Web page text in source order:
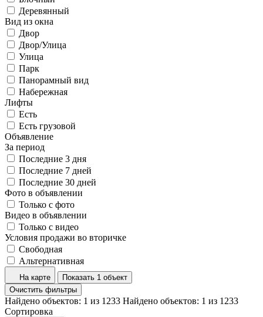
Деревянный
Вид из окна
Двор
Двор/Улица
Улица
Парк
Панорамный вид
Набережная
Лифты
Есть
Есть грузовой
Объявление
За период
Последние 3 дня
Последние 7 дней
Последние 30 дней
Фото в объявлении
Только с фото
Видео в объявлении
Только с видео
Условия продажи во вторичке
Свободная
Альтернативная
На карте
Показать 1 объект
Очистить фильтры
Найдено объектов: 1 из 1233 Найдено объектов: 1 из 1233
Сортировка